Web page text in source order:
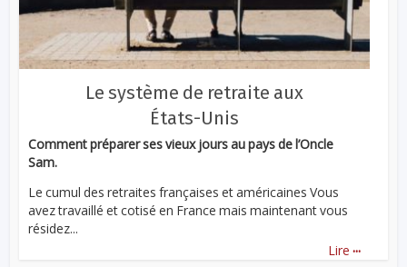
Le système de retraite aux
États-Unis
Comment préparer ses vieux jours au pays de l’Oncle
Sam.
Le cumul des retraites françaises et américaines Vous
avez travaillé et cotisé en France mais maintenant vous
résidez...
Lire ...